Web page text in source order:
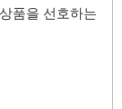
품을 선호하는